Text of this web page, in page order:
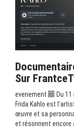
Sur
evenement
Du
Frida Kahlo est
œuvre et sa
et résonnent encore